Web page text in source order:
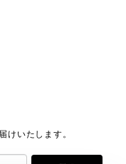
けいたします。